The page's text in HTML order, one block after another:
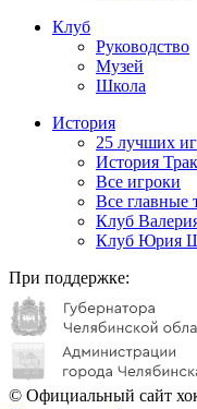
Клуб
Руководство
Музей
Школа
История
25 лучших
История
Все игроки
Все главные
Клуб
Клуб Юрия
При поддержке:
© Официальный сайт